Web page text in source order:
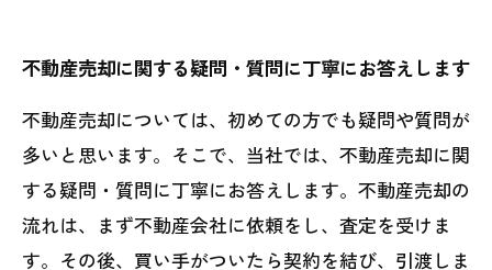
不動産売却に関する疑問・質問に丁寧にお答えします
不動産売却については、初めての方でも疑問や質問が
多いと思います。そこで、当社では、不動産売却に関
する疑問・質問に丁寧にお答えします。不動産売却の
流れは、まず不動産会社に依頼をし、査定を受けま
す。その後、買い手がついたら契約を結び、引渡しま